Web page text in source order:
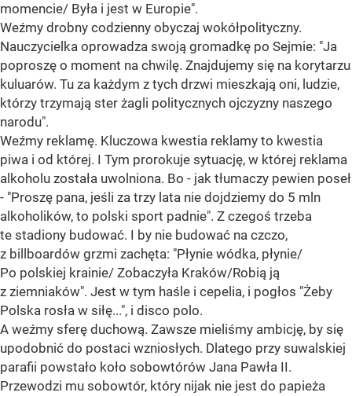
momencie/ Była i jest w Europie".
Weźmy drobny codzienny obyczaj wokółpolityczny.
Nauczycielka oprowadza swoją gromadkę po Sejmie: "Ja
poproszę o moment na chwilę. Znajdujemy się na korytarzu
kuluarów. Tu za każdym z tych drzwi mieszkają oni, ludzie,
którzy trzymają ster żagli politycznych ojczyzny naszego
narodu".
Weźmy reklamę. Kluczowa kwestia reklamy to kwestia
piwa i od której. I Tym prorokuje sytuację, w której reklama
alkoholu została uwolniona. Bo - jak tłumaczy pewien poseł
- "Proszę pana, jeśli za trzy lata nie dojdziemy do 5 mln
alkoholików, to polski sport padnie". Z czegoś trzeba
te stadiony budować. I by nie budować na czczo,
z billboardów grzmi zachęta: "Płynie wódka, płynie/
Po polskiej krainie/ Zobaczyła Kraków/Robią ją
z ziemniaków". Jest w tym haśle i cepelia, i pogłos "Żeby
Polska rosła w siłę...", i disco polo.
A weźmy sferę duchową. Zawsze mieliśmy ambicję, by się
upodobnić do postaci wzniosłych. Dlatego przy suwalskiej
parafii powstało koło sobowtórów Jana Pawła II.
Przewodzi mu sobowtór, który nijak nie jest do papieża